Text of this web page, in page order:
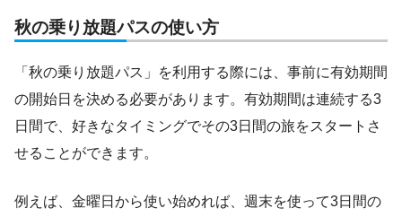
秋の乗り放題パスの使い方
「秋の乗り放題パス」を利用する際には、事前に有効期間
の開始日を決める必要があります。有効期間は連続する3
日間で、好きなタイミングでその3日間の旅をスタートさ
せることができます。
例えば、金曜日から使い始めれば、週末を使って3日間の